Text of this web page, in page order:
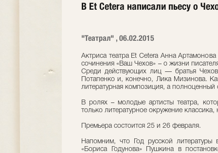
В Et Cetera написали пьесу о
"Театрал" , 06.02.2015
Актриса театра Et Cetera Анна
сочинения «Ваш Чехов» – о жизни
Среди действующих лиц — братья
Потапенко и, конечно, Лика Мизинова.
литературная композиция, а полноценный
В ролях – молодые артисты театра,
только литературное окружение
Премьера состоится 25 и 26 февраля.
Напомним, что Год русской
«Бориса Годунова» Пушкина в